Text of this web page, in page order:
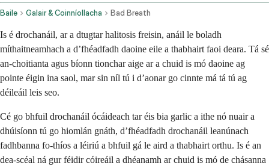
Baile Galair & Coinníollacha Bad Breath
Is é drochanáil, ar a dtugtar halitosis freisin, anáil le boladh
míthaitneamhach a d’fhéadfadh daoine eile a thabhairt faoi deara. Tá sé
an-choitianta agus bíonn tionchar aige ar a chuid is mó daoine ag
pointe éigin ina saol, mar sin níl tú i d’aonar go cinnte má tá tú ag
déileáil leis seo.
Cé go bhfuil drochanáil ócáideach tar éis bia garlic a ithe nó nuair a
dhúisíonn tú go hiomlán gnáth, d’fhéadfadh drochanáil leanúnach
fadhbanna fo-thíos a léiriú a bhfuil gá le aird a thabhairt orthu. Is é an
dea-scéal ná gur féidir cóireáil a dhéanamh ar chuid is mó de chásanna